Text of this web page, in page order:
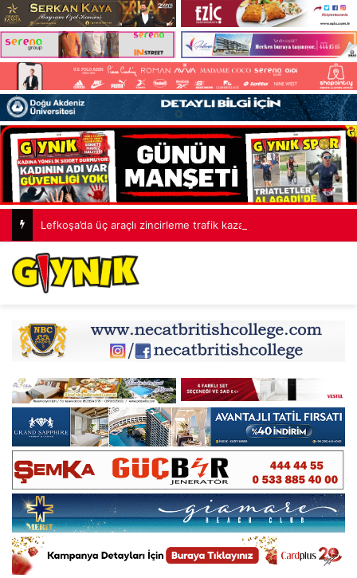
Lefkoşa’da üç araçlı zincirleme trafik kazası